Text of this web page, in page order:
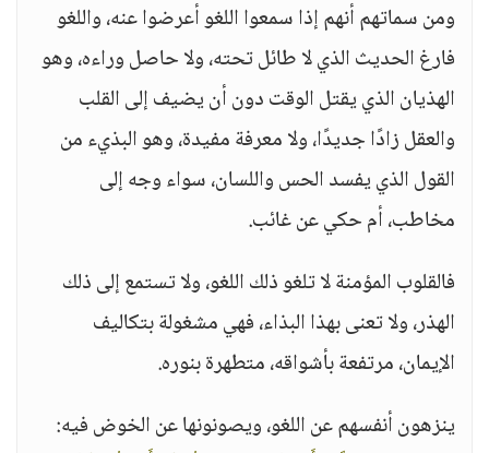
ومن سماتهم أنهم إذا سمعوا اللغو أعرضوا عنه، واللغو
فارغ الحديث الذي لا طائل تحته، ولا حاصل وراءه، وهو
الهذيان الذي يقتل الوقت دون أن يضيف إلى القلب
والعقل زادًا جديدًا، ولا معرفة مفيدة، وهو البذيء من
القول الذي يفسد الحس واللسان، سواء وجه إلى
مخاطب، أم حكي عن غائب.
فالقلوب المؤمنة لا تلغو ذلك اللغو، ولا تستمع إلى ذلك
الهذر، ولا تعنى بهذا البذاء، فهي مشغولة بتكاليف
الإيمان، مرتفعة بأشواقه، متطهرة بنوره.
ينزهون أنفسهم عن اللغو، ويصونونها عن الخوض فيه: